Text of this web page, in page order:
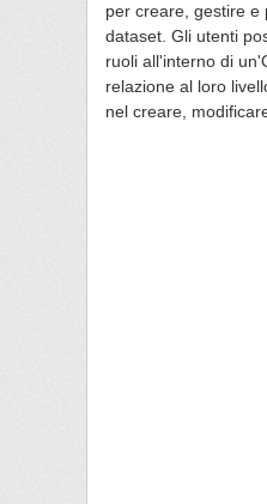
per creare, gestire e
dataset. Gli utenti
ruoli all'interno di
relazione al loro
nel creare,